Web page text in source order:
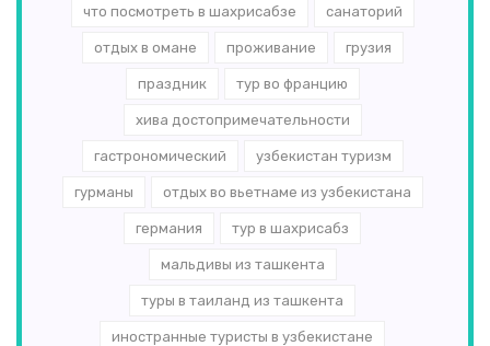
что посмотреть в шахрисабзе санаторий
отдых в омане проживание грузия
праздник тур во францию
хива достопримечательности
гастрономический узбекистан туризм
гурманы отдых во вьетнаме из узбекистана
германия тур в шахрисабз
мальдивы из ташкента
туры в таиланд из ташкента
иностранные туристы в узбекистане